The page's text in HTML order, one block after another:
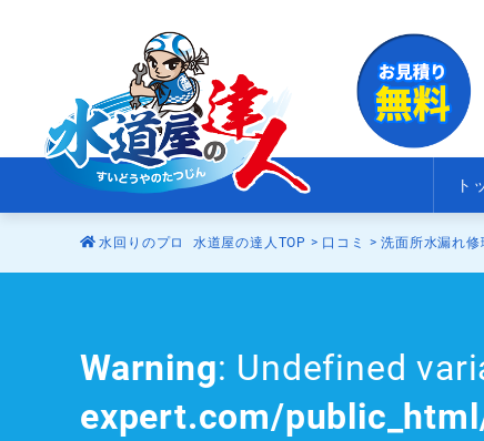
ト
水回りのプロ 水道屋の達人TOP > 口コミ >洗面所水漏れ修
Warning: Undefined
expert.com/